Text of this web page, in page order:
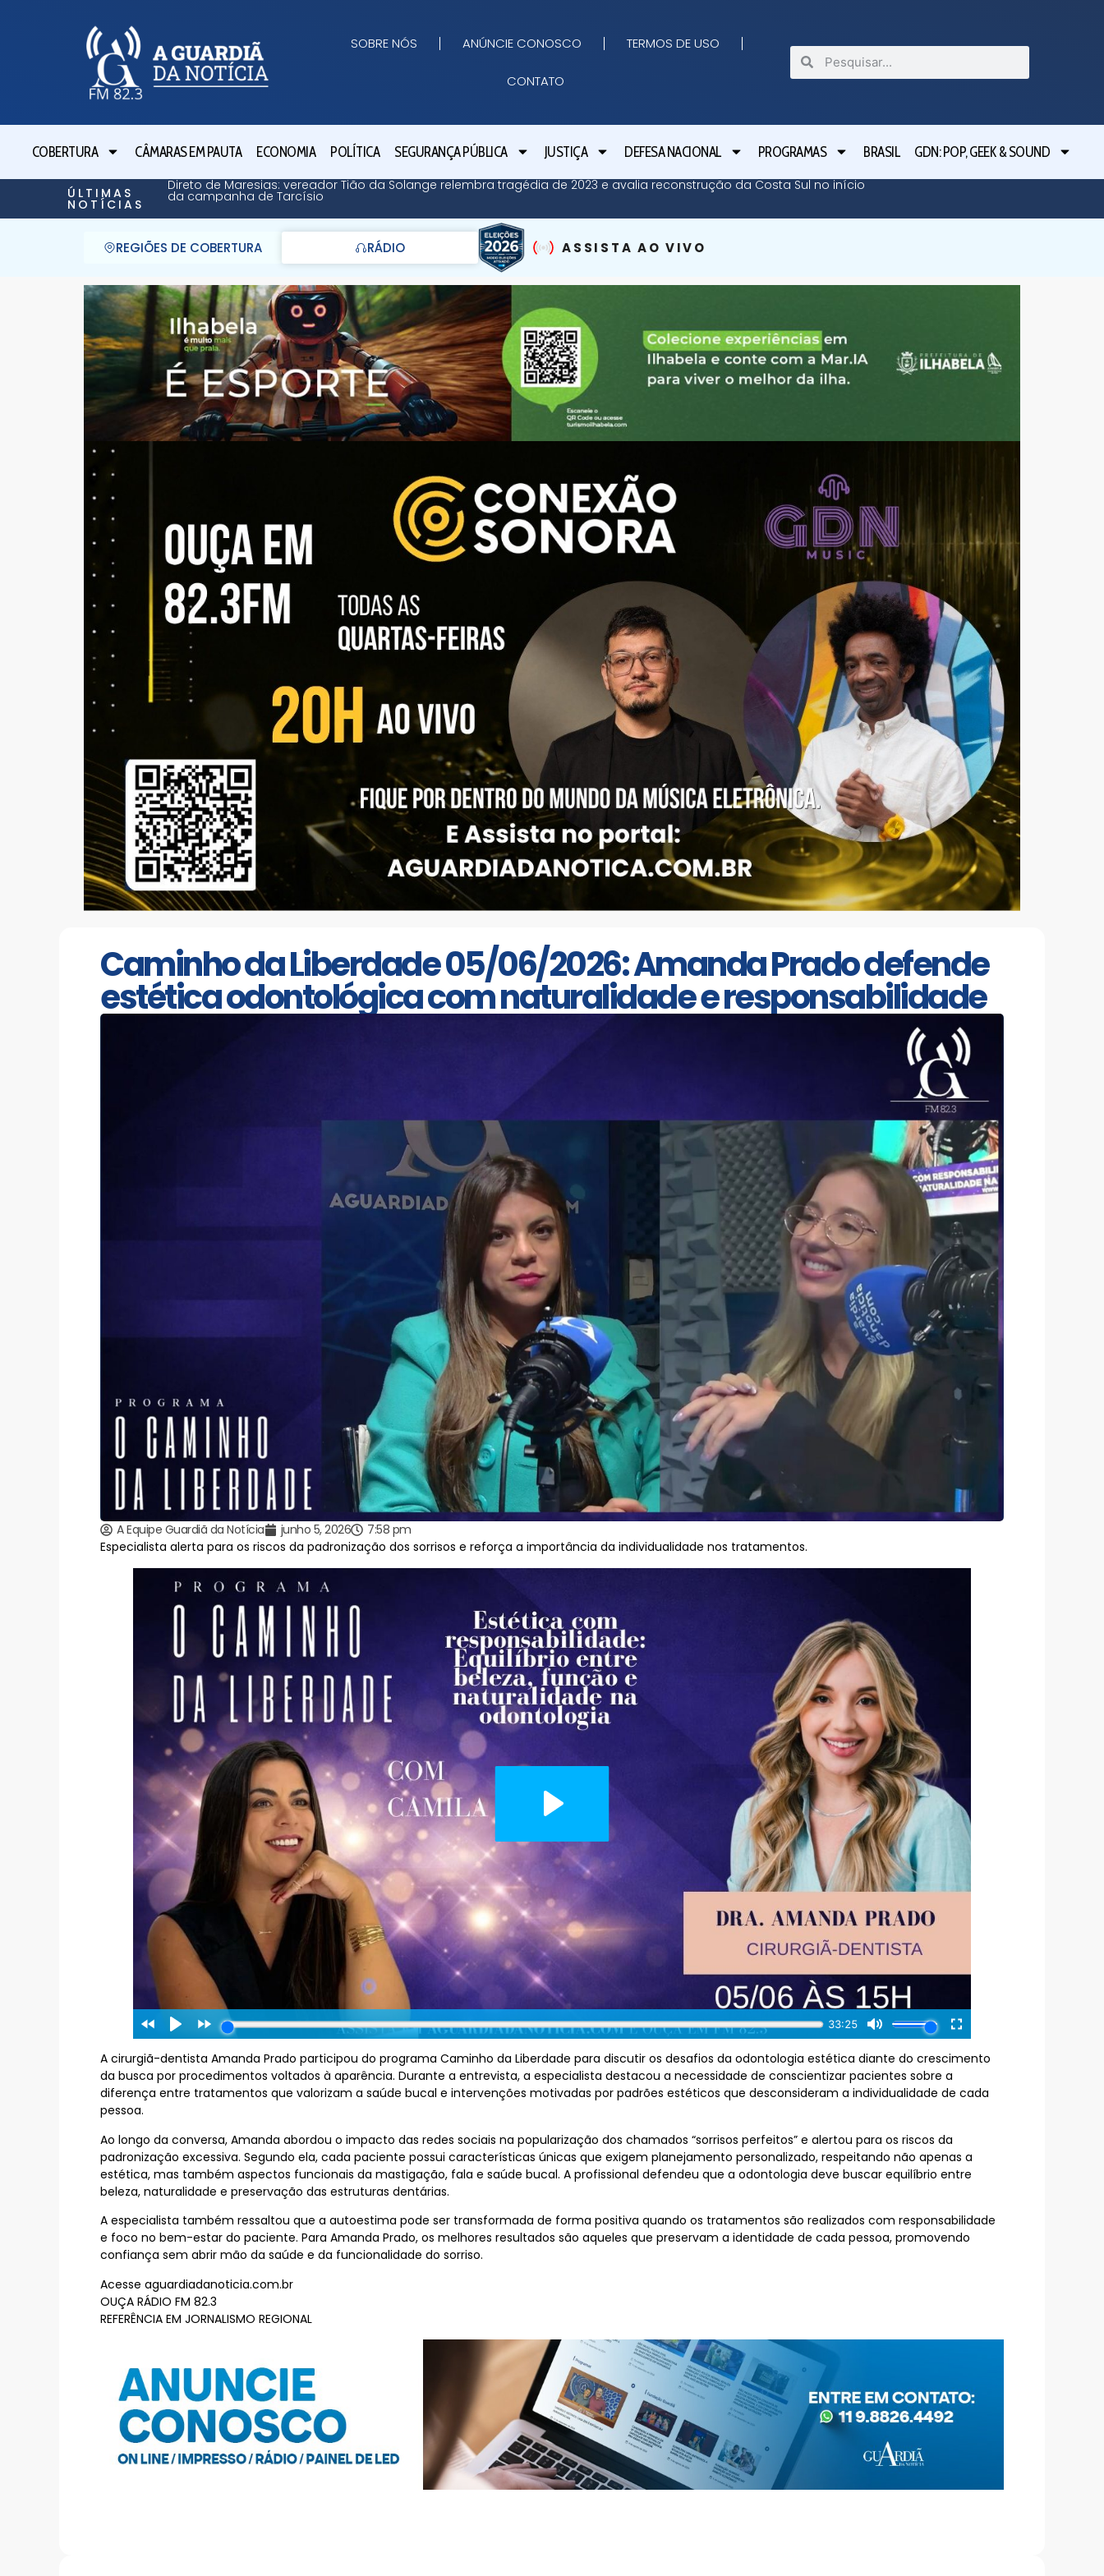
SOBRE NÓS ANÚNCIE CONOSCO TERMOS DE USO
CONTATO
COBERTURA CÂMARAS EM PAUTA ECONOMIA POLÍTICA SEGURANÇA PÚBLICA JUSTIÇA DEFESA NACIONAL PROGRAMAS BRASIL GDN: POP, GEEK & SOUND
ÚLTIMAS
NOTÍCIAS
Direto de Maresias: vereador Tião da Solange relembra tragédia de 2023 e avalia reconstrução da Costa Sul no início
da campanha de Tarcísio
REGIÕES DE COBERTURA RÁDIO ASSISTA AO VIVO
Caminho da Liberdade 05/06/2026: Amanda Prado defende
estética odontológica com naturalidade e responsabilidade
A Equipe Guardiã da Notícia junho 5, 2026
7:58 pm
Especialista alerta para os riscos da padronização dos sorrisos e reforça a importância da individualidade nos tratamentos.
A cirurgiã-dentista Amanda Prado participou do programa Caminho da Liberdade para discutir os desafios da odontologia estética diante do crescimento
da busca por procedimentos voltados à aparência. Durante a entrevista, a especialista destacou a necessidade de conscientizar pacientes sobre a
diferença entre tratamentos que valorizam a saúde bucal e intervenções motivadas por padrões estéticos que desconsideram a individualidade de cada
pessoa.
Ao longo da conversa, Amanda abordou o impacto das redes sociais na popularização dos chamados “sorrisos perfeitos” e alertou para os riscos da
padronização excessiva. Segundo ela, cada paciente possui características únicas que exigem planejamento personalizado, respeitando não apenas a
estética, mas também aspectos funcionais da mastigação, fala e saúde bucal. A profissional defendeu que a odontologia deve buscar equilíbrio entre
beleza, naturalidade e preservação das estruturas dentárias.
A especialista também ressaltou que a autoestima pode ser transformada de forma positiva quando os tratamentos são realizados com responsabilidade
e foco no bem-estar do paciente. Para Amanda Prado, os melhores resultados são aqueles que preservam a identidade de cada pessoa, promovendo
confiança sem abrir mão da saúde e da funcionalidade do sorriso.
Acesse aguardiadanoticia.com.br
OUÇA RÁDIO FM 82.3
REFERÊNCIA EM JORNALISMO REGIONAL